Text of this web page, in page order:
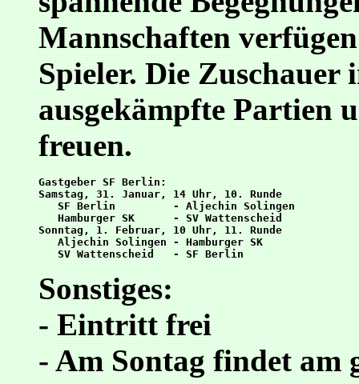
Mannschaften
Spieler. Die
ausgekämpfte Partien
freuen.
Gastgeber SF Berlin:
Samstag, 31. Januar, 14 Uhr, 10. Runde
   SF Berlin         - Aljechin Solingen
   Hamburger SK      - SV Wattenscheid
Sonntag, 1. Februar, 10 Uhr, 11. Runde
   Aljechin Solingen - Hamburger SK
Sonstiges:
- Eintritt frei
- Am Sontag findet am